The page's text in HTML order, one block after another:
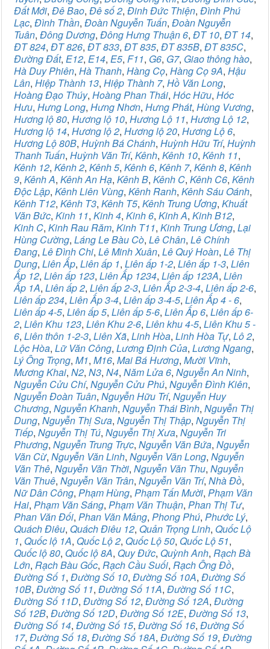
Đất Mới, Đê Bao, Đê số 2, Đinh Đức Thiện, Đình Phú
Lạc, Đình Thần, Đoàn Nguyễn Tuấn, Đoàn Nguyễn
Tuân, Đông Dương, Đông Hưng Thuận 6, ĐT 10, ĐT 14,
ĐT 824, ĐT 826, ĐT 833, ĐT 835, ĐT 835B, ĐT 835C,
Đường Đất, E12, E14, E5, F11, G6, G7, Giao thông hào,
Hà Duy Phiên, Hà Thanh, Hàng Cọ, Hàng Cọ 9A, Hậu
Lân, Hiệp Thành 13, Hiệp Thành 7, Hồ Văn Long,
Hoàng Đạo Thúy, Hoàng Phan Thái, Hóc Hữu, Hóc
Hưu, Hưng Long, Hưng Nhơn, Hưng Phát, Hùng Vương,
Hương lộ 80, Hương lộ 10, Hương Lộ 11, Hương Lộ 12,
Hương lộ 14, Hương lộ 2, Hương lộ 20, Hương Lộ 6,
Hương Lộ 80B, Huỳnh Bá Chánh, Huỳnh Hữu Trí, Huỳnh
Thanh Tuấn, Huỳnh Văn Trí, Kênh, Kênh 10, Kênh 11,
Kênh 12, Kênh 2, Kênh 5, Kênh 6, Kênh 7, Kênh 8, Kênh
9, Kênh A, Kênh An Hạ, Kênh B, Kênh C, Kênh C6, Kênh
Độc Lập, Kênh Liên Vùng, Kênh Ranh, Kênh Sáu Oánh,
Kênh T12, Kênh T3, Kênh T5, Kênh Trung Ương, Khuất
Văn Bức, Kinh 11, Kinh 4, Kinh 6, Kinh A, Kinh B12,
Kinh C, Kinh Rau Răm, Kinh T11, Kinh Trung Ương, Lại
Hùng Cường, Láng Le Bàu Cò, Lê Chân, Lê Chính
Đang, Lê Đình Chi, Lê Minh Xuân, Lê Quý Hoàn, Lê Thị
Dung, Liên Ấp, Liên ấp 1, Liên ấp 1-2, Liên ấp 1-3, Liên
Ấp 12, Liên ấp 123, Liên Ấp 1234, Liên ấp 123A, Liên
Ấp 1A, Liên ấp 2, Liên ấp 2-3, Liên Ấp 2-3-4, Liên ấp 2-6,
Liên ấp 234, Liên Ấp 3-4, Liên ấp 3-4-5, Liên Ấp 4 - 6,
Liên ấp 4-5, Liên ấp 5, Liên ấp 5-6, Liên Ấp 6, Liên ấp 6-
2, Liên Khu 123, Liên Khu 2-6, Liên khu 4-5, Liên Khu 5 -
6, Liên thôn 1-2-3, Liên Xã, Linh Hòa, Linh Hòa Tự, Lô 2,
Lộc Hòa, Lữ Văn Công, Lương Định Của, Lương Ngang,
Lý Ông Trọng, M1, M16, Mai Bá Hương, Mười Vĩnh,
Mương Khai, N2, N3, N4, Năm Lửa 6, Nguyễn An Ninh,
Nguyễn Cửu Chí, Nguyễn Cửu Phú, Nguyễn Đình Kiên,
Nguyễn Đoàn Tuân, Nguyễn Hữu Trí, Nguyễn Huy
Chương, Nguyễn Khanh, Nguyễn Thái Bình, Nguyễn Thị
Dung, Nguyễn Thị Sưa, Nguyễn Thị Thập, Nguyễn Thị
Tiếp, Nguyễn Thị Tú, Nguyễn Thị Xưa, Nguyễn Tri
Phương, Nguyễn Trung Trực, Nguyễn Văn Bứa, Nguyễn
Văn Cừ, Nguyễn Văn Linh, Nguyễn Văn Long, Nguyễn
Văn Thê, Nguyễn Văn Thời, Nguyễn Văn Thu, Nguyễn
Văn Thuê, Nguyễn Văn Trân, Nguyễn Văn Trí, Nhà Đồ,
Nữ Dân Công, Phạm Hùng, Phạm Tấn Mười, Phạm Văn
Hai, Phạm Văn Sáng, Phạm Văn Thuận, Phan Thị Tư,
Phan Văn Đối, Phan Văn Mảng, Phong Phú, Phước Lý,
Quách Điêu, Quách Điêu 12, Quản Trọng Linh, Quốc Lộ
1, Quốc lộ 1A, Quốc Lộ 2, Quốc Lộ 50, Quốc Lộ 51,
Quốc lộ 80, Quốc lộ 8A, Quy Đức, Quỳnh Anh, Rạch Bà
Lớn, Rạch Bàu Gốc, Rạch Cầu Suối, Rạch Ông Đồ,
Đường Số 1, Đường Số 10, Đường Số 10A, Đường Số
10B, Đường Số 11, Đường Số 11A, Đường Số 11C,
Đường Số 11D, Đường Số 12, Đường Số 12A, Đường
Số 12B, Đường Số 12D, Đường Số 12E, Đường Số 13,
Đường Số 14, Đường Số 15, Đường Số 16, Đường Số
17, Đường Số 18, Đường Số 18A, Đường Số 19, Đường